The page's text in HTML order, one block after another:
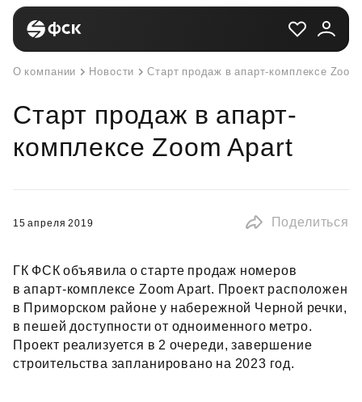
О компании Новости Старт продаж в апарт-комплексе Zoom
Старт продаж в апарт-
комплексе Zoom Apart
15 апреля 2019 Поделиться
ГК ФСК объявила о старте продаж номеров
в апарт‑комплексе Zoom Apart. Проект расположен
в Приморском районе у набережной Черной речки,
в пешей доступности от одноименного метро.
Проект реализуется в 2 очереди, завершение
строительства запланировано на 2023 год.